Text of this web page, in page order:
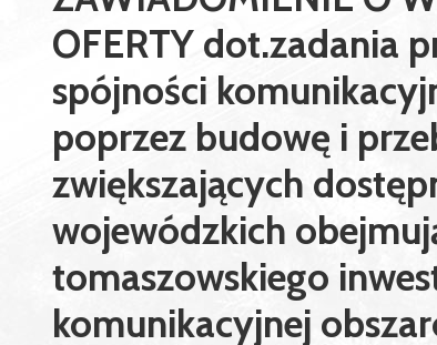
OFERTY dot.zadania
spójności
poprzez budowę i
zwiększających
wojewódzkich
tomaszowskiego
komunikacyjnej